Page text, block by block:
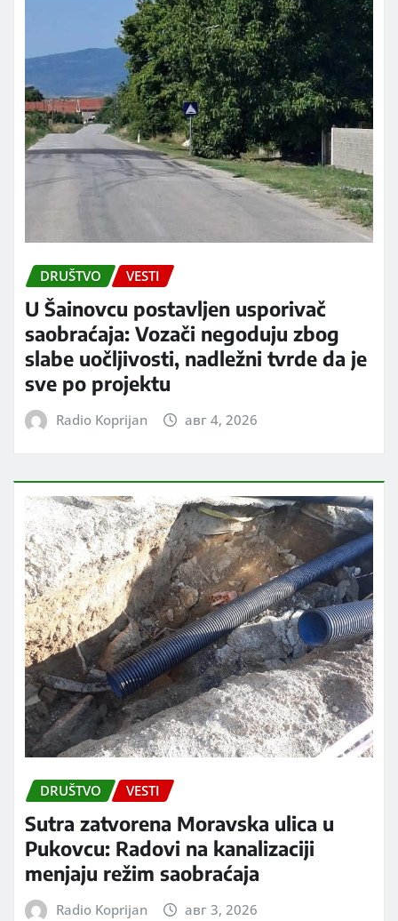
DRUŠTVO VESTI
U Šainovcu postavljen usporivač
saobraćaja: Vozači negoduju zbog
slabe uočljivosti, nadležni tvrde da je
sve po projektu
Radio Koprijan авг 4, 2026
DRUŠTVO VESTI
Sutra zatvorena Moravska ulica u
Pukovcu: Radovi na kanalizaciji
menjaju režim saobraćaja
Radio Koprijan авг 3, 2026